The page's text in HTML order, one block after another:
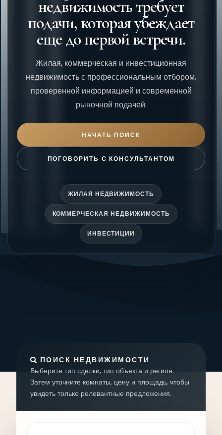
недвижимость требует
подачи, которая убеждает
еще до первой встречи.
Жилая, коммерческая и инвестиционная
недвижимость с профессиональным отбором,
проверенной информацией и современной
рыночной подачей.
НАЧАТЬ ПОИСК
ПОГОВОРИТЬ С КОНСУЛЬТАНТОМ
ЖИЛАЯ НЕДВИЖИМОСТЬ
КОММЕРЧЕСКАЯ НЕДВИЖИМОСТЬ
ИНВЕСТИЦИИ
ПОИСК НЕДВИЖИМОСТИ
Выберите тип сделки, тип объекта и регион.
Затем уточните комнаты, цену и площадь, чтобы
увидеть только релевантные предложения.